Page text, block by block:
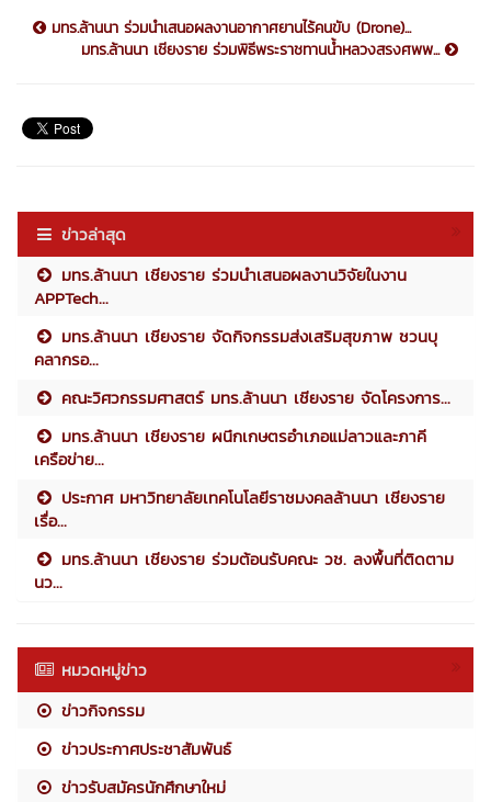
มทร.ล้านนา ร่วมนำเสนอผลงานอากาศยานไร้คนขับ (Drone)...
มทร.ล้านนา เชียงราย ร่วมพิธีพระราชทานน้ำหลวงสรงศพพ...
ข่าวล่าสุด
มทร.ล้านนา เชียงราย ร่วมนำเสนอผลงานวิจัยในงาน
APPTech...
มทร.ล้านนา เชียงราย จัดกิจกรรมส่งเสริมสุขภาพ ชวนบุ
คลากรอ...
คณะวิศวกรรมศาสตร์ มทร.ล้านนา เชียงราย จัดโครงการ...
มทร.ล้านนา เชียงราย ผนึกเกษตรอำเภอแม่ลาวและภาคี
เครือข่าย...
ประกาศ มหาวิทยาลัยเทคโนโลยีราชมงคลล้านนา เชียงราย
เรื่อ...
มทร.ล้านนา เชียงราย ร่วมต้อนรับคณะ วช. ลงพื้นที่ติดตาม
นว...
หมวดหมู่ข่าว
ข่าวกิจกรรม
ข่าวประกาศประชาสัมพันธ์
ข่าวรับสมัครนักศึกษาใหม่